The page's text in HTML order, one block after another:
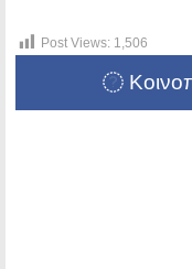
Post Views: 1,506